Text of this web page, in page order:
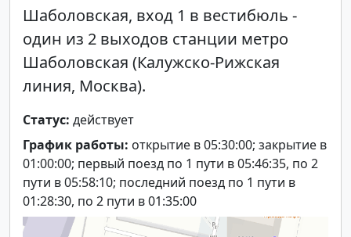
Шаболовская, вход 1 в вестибюль -
один из 2 выходов станции метро
Шаболовская (Калужско-Рижская
линия, Москва).
Статус: действует
График работы: открытие в 05:30:00; закрытие в
01:00:00; первый поезд по 1 пути в 05:46:35, по 2
пути в 05:58:10; последний поезд по 1 пути в
01:28:30, по 2 пути в 01:35:00